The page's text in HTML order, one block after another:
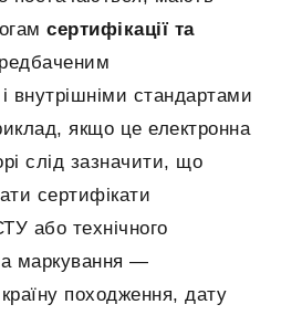
сертифікації та
внутрішніми стандартами
якщо це електронна
слід зазначити, що
сертифікати
або технічного
маркування —
походження, дату